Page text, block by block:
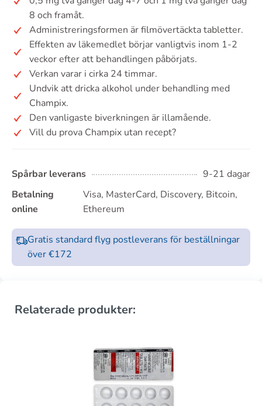
8 och framåt.
Administreringsformen är filmövertäckta tabletter.
Effekten av läkemedlet börjar vanligtvis inom 1-2
veckor efter att behandlingen påbörjats.
Verkan varar i cirka 24 timmar.
Undvik att dricka alkohol under behandling med
Champix.
Den vanligaste biverkningen är illamående.
Vill du prova Champix utan recept?
Spårbar leverans
9-21 dagar
Betalning
online
Visa, MasterCard, Discovery, Bitcoin,
Ethereum
Gratis standard flyg postleverans för beställningar
över €172
Relaterade produkter: